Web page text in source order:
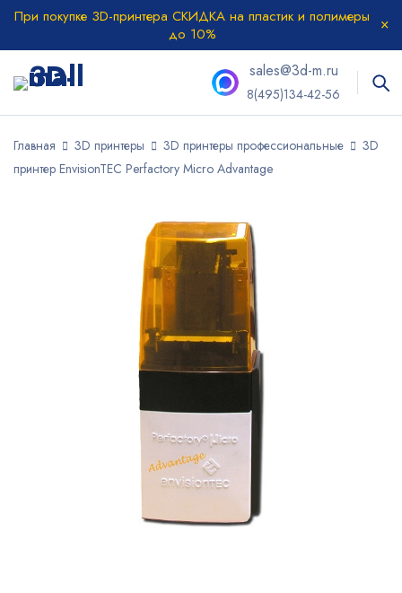
При покупке 3D-принтера СКИДКА на пластик и полимеры
до 10%
sales@3d-m.ru
8(495)134-42-56
Главная 3D принтеры 3D принтеры профессиональные
3D
принтер EnvisionTEC Perfactory Micro Advantage